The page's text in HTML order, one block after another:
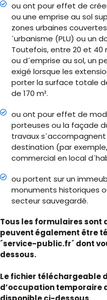
ou ont pour effet de
ou une emprise au sol
zones urbaines
´urbanisme (PLU) ou un
Toutefois, entre 20 et 40
ou d´emprise au sol, un
exigé lorsque les
porter la surface totale
de 170 m².
ou ont pour effet de
porteuses ou la façade
travaux
destination (par
commercial en local
ou portent sur un
monuments historiques
secteur sauvegardé.
Tous les formulaires sont
peuvent également être
´service-public.fr´ dont
dessous.
Le fichier téléchargeable
d’occupation temporaire